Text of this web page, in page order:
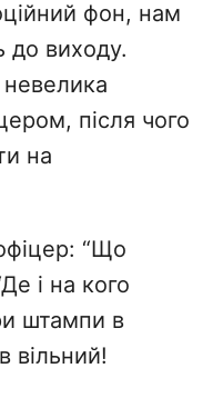
фон, нам
до виходу.
після чого
на
“Що
і на кого
штампи в
вільний!